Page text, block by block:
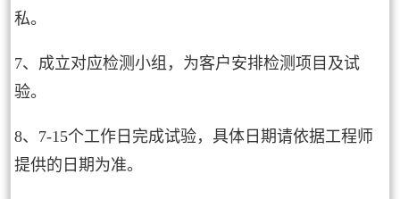
私。
7、成立对应检测小组，为客户安排检测项目及试
验。
8、7-15个工作日完成试验，具体日期请依据工程师
提供的日期为准。